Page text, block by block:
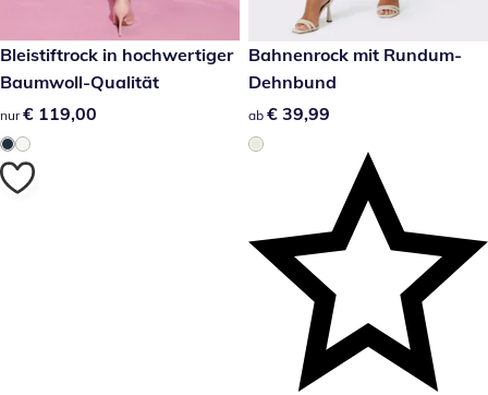
€ 119,00
Bleistiftrock in hochwertiger
Baumwoll-Qualität
€ 119,00
nur € 119,00
€ 39,99
Bahnenrock mit Rundum-
Dehnbund
€ 39,99
ab € 39,99